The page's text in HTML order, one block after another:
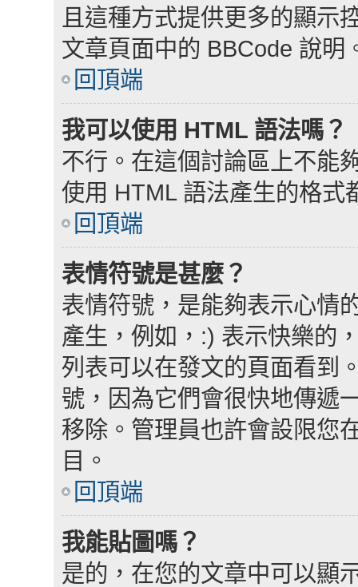
且這種方式提供更多的顯示
文章頁面中的 BBCode 說明
回頂端
我可以使用 HTML 語法嗎？
不行。在這個討論區上不能
使用 HTML 語法產生的格式
回頂端
表情符號是甚麼？
表情符號，是能夠表示心情
產生，例如，:) 表示快樂的
列表可以在發文的頁面看到
號，因為它們會很快地傳遞
移除。管理員也許會設限您
目。
回頂端
我能貼圖嗎？
是的，在您的文章中可以顯